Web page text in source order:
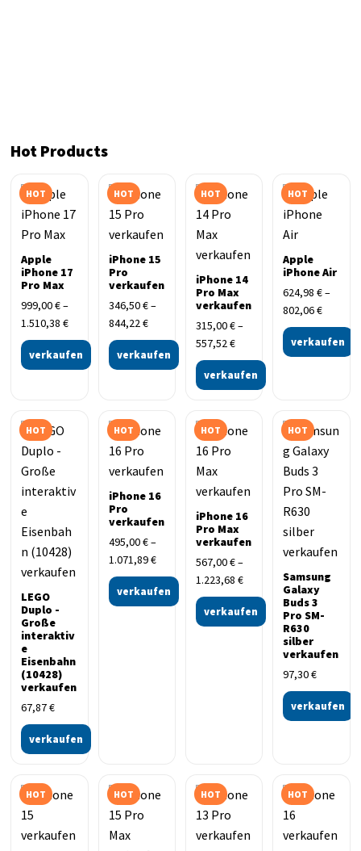
Hot Products
HOT
Apple
iPhone 17
Pro Max
999,00€–
1.510,38€
verkaufen
HOT
iPhone 15
Pro
verkaufen
346,50€–
844,22€
verkaufen
HOT
iPhone 14
Pro Max
verkaufen
315,00€–
557,52€
verkaufen
HOT
Apple
iPhone Air
624,98€–
802,06€
verkaufen
HOT
LEGO
Duplo -
Große
interaktiv
e
Eisenbahn
(10428)
verkaufen
67,87€
verkaufen
HOT
iPhone 16
Pro
verkaufen
495,00€–
1.071,89€
verkaufen
HOT
iPhone 16
Pro Max
verkaufen
567,00€–
1.223,68 €
verkaufen
HOT
Samsung
Galaxy
Buds 3
Pro SM-
R630
silber
verkaufen
97,30€
verkaufen
HOT HOT HOT HOT